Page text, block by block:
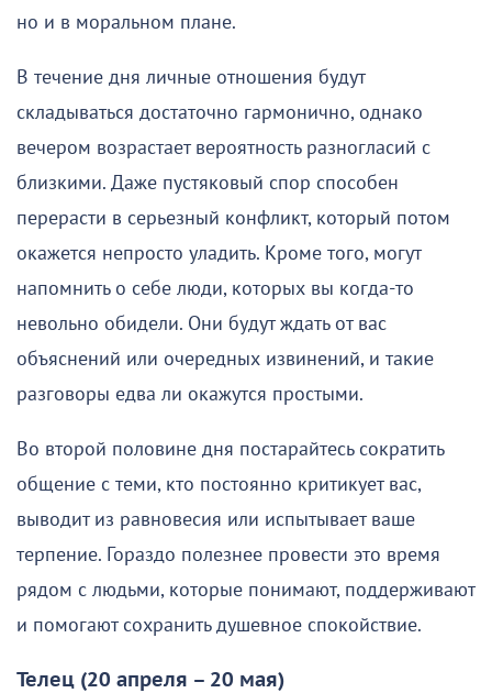
но и в моральном плане.
В течение дня личные отношения будут
складываться достаточно гармонично, однако
вечером возрастает вероятность разногласий с
близкими. Даже пустяковый спор способен
перерасти в серьезный конфликт, который потом
окажется непросто уладить. Кроме того, могут
напомнить о себе люди, которых вы когда-то
невольно обидели. Они будут ждать от вас
объяснений или очередных извинений, и такие
разговоры едва ли окажутся простыми.
Во второй половине дня постарайтесь сократить
общение с теми, кто постоянно критикует вас,
выводит из равновесия или испытывает ваше
терпение. Гораздо полезнее провести это время
рядом с людьми, которые понимают, поддерживают
и помогают сохранить душевное спокойствие.
Телец (20 апреля – 20 мая)